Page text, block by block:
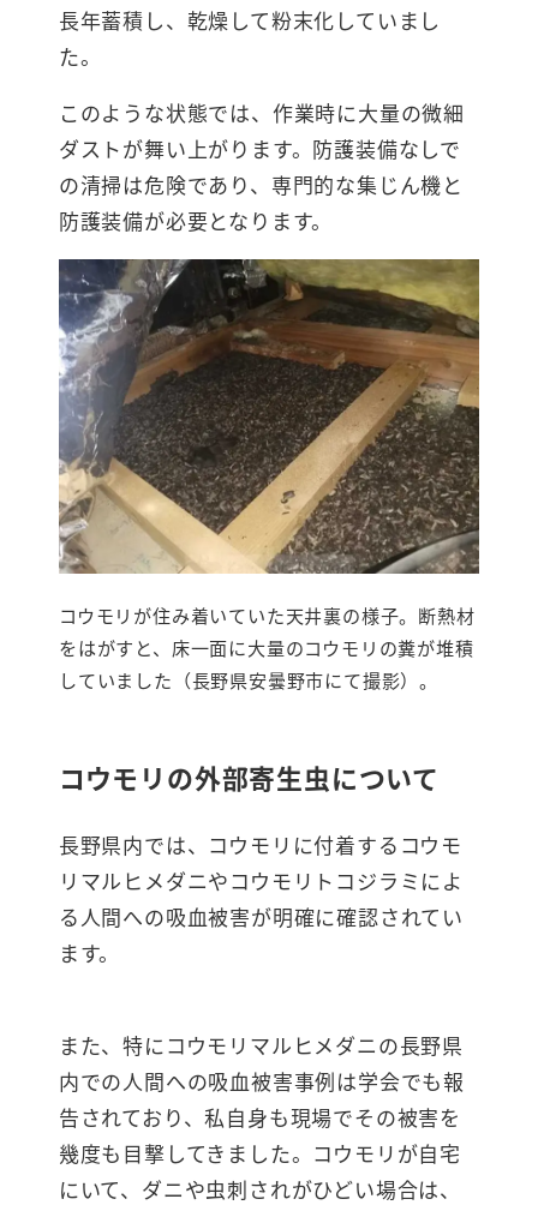
長年蓄積し、乾燥して粉末化していまし
た。
このような状態では、作業時に大量の微細
ダストが舞い上がります。防護装備なしで
の清掃は危険であり、専門的な集じん機と
防護装備が必要となります。
コウモリが住み着いていた天井裏の様子。断熱材
をはがすと、床一面に大量のコウモリの糞が堆積
していました（長野県安曇野市にて撮影）。
コウモリの外部寄生虫について
長野県内では、コウモリに付着するコウモ
リマルヒメダニやコウモリトコジラミによ
る人間への吸血被害が明確に確認されてい
ます。
また、特にコウモリマルヒメダニの長野県
内での人間への吸血被害事例は学会でも報
告されており、私自身も現場でその被害を
幾度も目撃してきました。コウモリが自宅
にいて、ダニや虫刺されがひどい場合は、